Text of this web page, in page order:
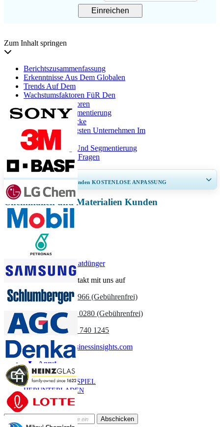
Einreichen
Zum Inhalt springen
Berichtszusammenfassung
Erkenntnisse Aus Dem Globalen
Trends Auf Dem
Wachstumsfaktoren FüR Den
Einhaltende Faktoren
Analyse Der Segmentierung
Regionale Einblicke
Liste Der Wichtigsten Unternehmen Im
Berichtsbereich
Berichtsumfang Und Segmentierung
HäUfig Gestellte Fragen
stunden KOSTENLOSE ANPASSUNG
Regionale und länderspezifische Abdeckung erweitern, Segmentanalyse,
Unternehmensprofile, Wettbewerbs-Benchmarking, und Endnutzer-
Chemikalien und Materialien Kunden
Verwandte Berichte
Markt für Phosphatdünger
Nehmen Sie Kontakt mit uns auf
US +1 833 909 2966 (Gebührenfrei)
UK+44 808 502 0280 (Gebührenfrei)
(APAC) +91 744 740 1245
sales@fortunebusinessinsights.com
Anruf
E-Mail
BEISPIEL
HERUNTERLADEN
Newsletter abonnieren
Abschicken